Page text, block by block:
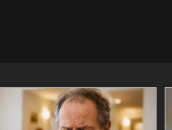
странствие между Тенями
именно от Мерлина
свет было не
которого должно
Слушать аудиокнигу